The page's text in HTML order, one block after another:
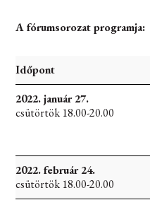
A fórumsorozat programja:
Időpont
2022. január 27.
csütörtök 18.00-20.00
2022. február 24.
csütörtök 18.00-20.00